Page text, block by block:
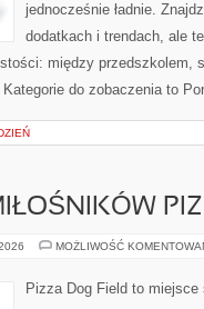
jednocześnie ładnie.
dodatkach i trendach, ale
między przedszkolem,
do zobaczenia to
MOŻLIWOŚĆ
Pizza Dog Field to miejsce